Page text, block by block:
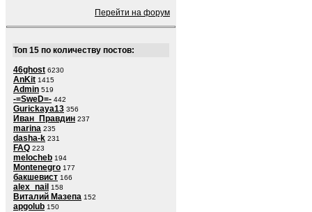
Перейти на форум
Топ 15 по количеству постов:
46ghost 6230
AnKit 1415
Admin 519
-=SweD=- 442
Gurickaya13 356
Иван_Правдин 237
marina 235
dasha-k 231
FAQ 223
melocheb 194
Montenegro 177
бакшевист 166
alex_nail 158
Виталий Мазепа 152
apgolub 150